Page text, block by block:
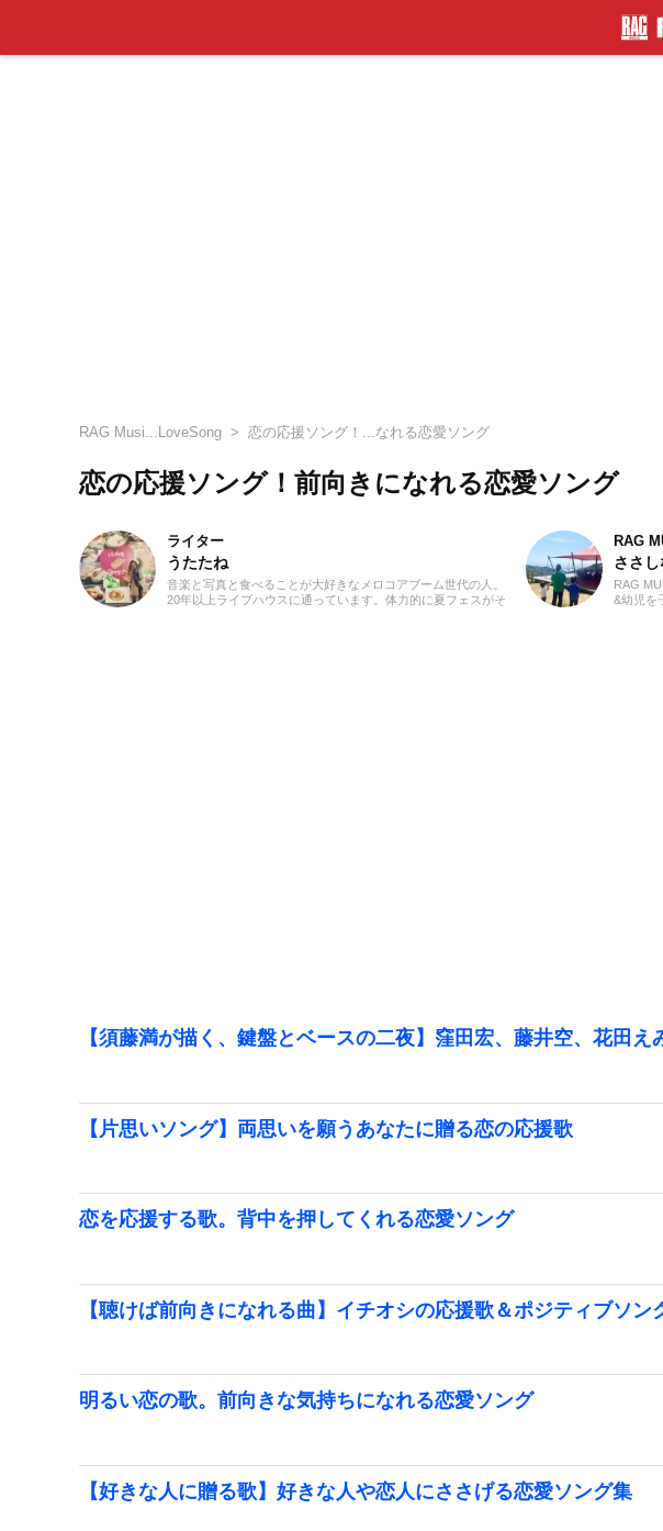
RAG Musi...LoveSong 恋の応援ソング！...なれる恋愛ソング
恋の応援ソング！前向きになれる恋愛ソング
ライター
うたたね
音楽と写真と食べることが大好きなメロコアブーム世代の人。
20年以上ライブハウスに通っています。体力的に夏フェスがそ
RAG
ささし
RAG
&幼児を
【須藤満が描く、鍵盤とベースの二夜】窪田宏、藤井空、花田
【片思いソング】両思いを願うあなたに贈る恋の応援歌
恋を応援する歌。背中を押してくれる恋愛ソング
【聴けば前向きになれる曲】イチオシの応援歌＆ポジティブソン
明るい恋の歌。前向きな気持ちになれる恋愛ソング
【好きな人に贈る歌】好きな人や恋人にささげる恋愛ソング集